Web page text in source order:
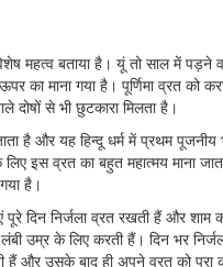
महत्व बताया है। यूं तो साल में पड़ने
ऊपर का माना गया है। पूर्णिमा व्रत
दोषों से भी छुटकारा मिलता है।
है और यह हिन्दू धर्म में प्रथम
इस व्रत का बहुत महात्मय माना
है।
पूरे दिन निर्जला व्रत रखती हैं और
उम्र के लिए करती हैं। दिन भर
हैं और उसके बाद ही अपने व्रत को पूरा